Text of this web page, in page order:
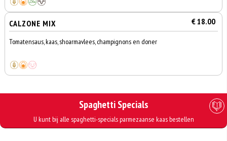
CALZONE MIX € 18.00
Tomatensaus, kaas, shoarmavlees, champignons en doner
Spaghetti Specials
U kunt bij alle spaghetti-specials parmezaanse kaas bestellen